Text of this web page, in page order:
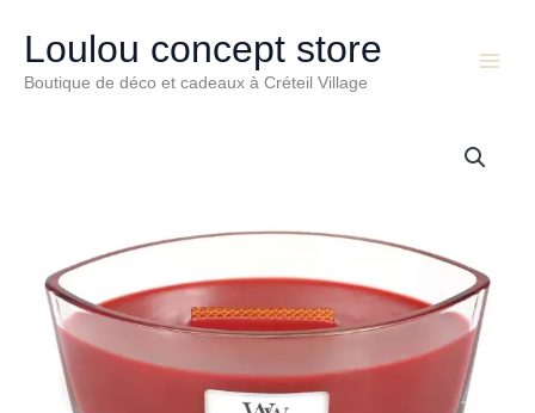
contenuLoulou concept store
Boutique de déco et cadeaux à Créteil Village
Menu